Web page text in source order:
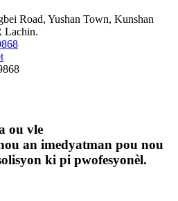
Road, Yushan Town, Kunshan
Lachin.
ou vle
an imedyatman pou nou
ki pi pwofesyonèl.